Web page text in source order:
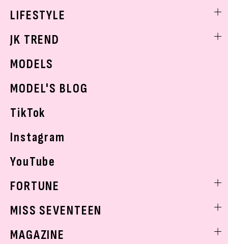
ボディケア
学校ヘアメイク
K-POP
LIFESTYLE
モデルの購入品
おでかけ
JK TREND
MODELS
MODEL'S BLOG
TikTok
Instagram
YouTube
FORTUNE
MISS SEVENTEEN
MAGAZINE